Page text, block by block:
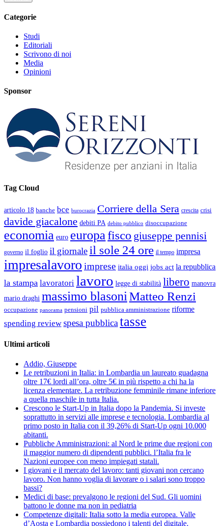
Categorie
Studi
Editoriali
Scrivono di noi
Media
Opinioni
Sponsor
Tag Cloud
articolo 18 banche bce burocrazia Corriere della Sera crescita crisi
davide giacalone debiti PA debito pubblico disoccupazione
economia euro europafisco giuseppe pennisi
governo il foglio il giornale il sole 24 ore il tempo impresa
impresalavoro imprese italia oggi jobs act la repubblica
la stampa lavoratori lavoro legge di stabilità libero manovra
mario draghi massimo blasoniMatteo Renzi
occupazione panorama pensioni pil pubblica amministrazione riforme
spending review spesa pubblicatasse
Ultimi articoli
Addio, Giuseppe
Le retribuzioni in Italia: in Lombardia un laureato guadagna
oltre 17€ lordi all’ora, oltre 5€ in più rispetto a chi ha la
licenza elementare. La retribuzione femminile rimane inferiore
a quella maschile in tutta Italia.
Crescono le Start-Up in Italia dopo la Pandemia. Si investe
soprattutto in servizi alle imprese e tecnologia. Lombardia al
primo posto in Italia con il 39,26% di Start-Up ogni 10.000
abitanti.
Pubbliche Amministrazioni: al Nord le prime due regioni con
il maggior numero di dipendenti pubblici. l’Italia fra le
Nazioni europee con meno impiegati statali.
I giovani e il mercato del lavoro: tanti giovani non cercano
lavoro. Non hanno voglia di lavorare o i salari sono troppo
bassi?
Medici di base: prevalgono le regioni del Sud. Gli uomini
battono le donne ma non in pediatria
Competenze digitali: Italia sotto la media europea. Valle
d’Aosta e Lombardia possiedono i talenti del digitale.